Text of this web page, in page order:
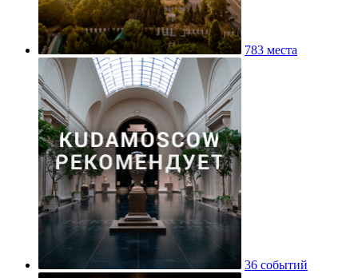
783 места
36 событий